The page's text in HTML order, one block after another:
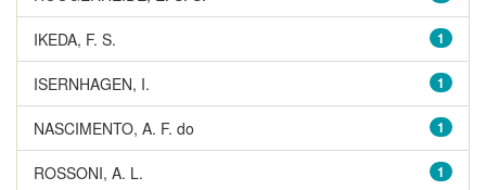
1
IKEDA, F. S.
1
ISERNHAGEN, I.
1
NASCIMENTO, A. F. do
1
ROSSONI, A. L.